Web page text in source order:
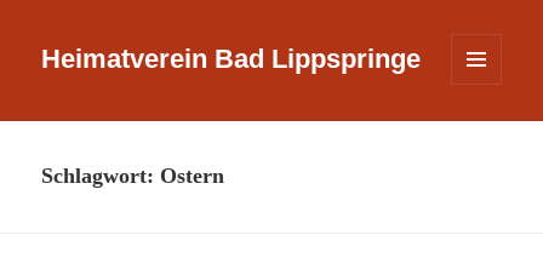
Heimatverein Bad Lippspringe
WIDGETS
Schlagwort: Ostern